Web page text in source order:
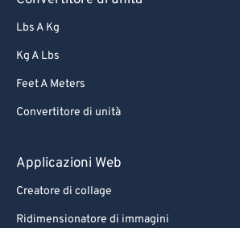
Lbs A Kg
Kg A Lbs
Feet A Meters
Convertitore di unità
Applicazioni Web
Creatore di collage
Ridimensionatore di immagini